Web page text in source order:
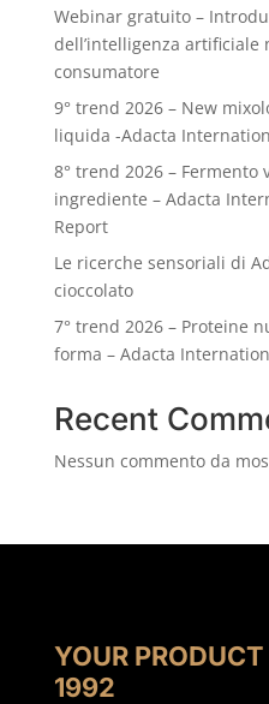
Webinar gratuito –
dell’intelligenza artificiale
consumatore
9° trend 2026 – New
liquida -Adacta
8° trend 2026 – Fermento
ingrediente – Adacta
Report
Le ricerche sensoriali di
cioccolato
7° trend 2026 – Proteine
forma – Adacta
Recent
Nessun commento da
YOUR
1992